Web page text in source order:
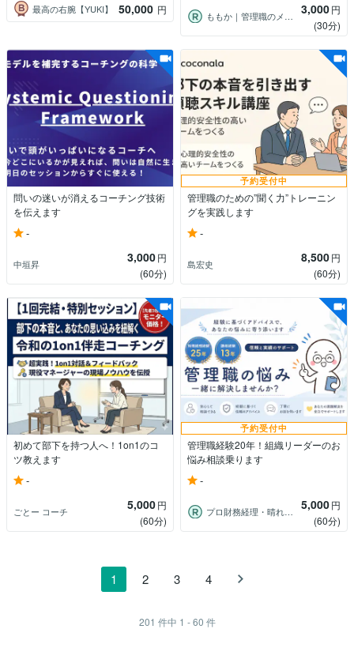
最高の右腕【YUKI】 50,000 円
ももか｜管理職のメンター・育成の伴走者 3,000円
(30分)
問いの迷いが消えるコーチング技術
を伝えます
-
中垣昇 3,000円
(60分)
予約受付中
管理職のための”聞く力”トレーニン
グを実践します
-
島宏史 8,500円
(60分)
初めて部下を持つ人へ！1on1のコ
ツ教えます
-
ごとー コーチ 5,000円
(60分)
予約受付中
管理職経験20年！組織リーダーのお
悩み相談乗ります
-
プロ財務経理・晴れ晴れ 5,000円
(60分)
1 2 3 4
201 件中 1 - 60 件